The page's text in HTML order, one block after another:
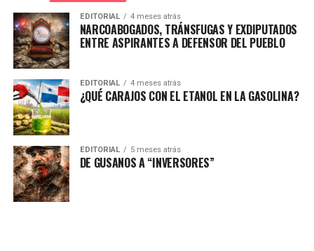
EDITORIAL 4 meses atrás
NARCOABOGADOS, TRÁNSFUGAS Y EXDIPUTADOS
ENTRE ASPIRANTES A DEFENSOR DEL PUEBLO
EDITORIAL 4 meses atrás
¿QUÉ CARAJOS CON EL ETANOL EN LA GASOLINA?
EDITORIAL 5 meses atrás
DE GUSANOS A “INVERSORES”